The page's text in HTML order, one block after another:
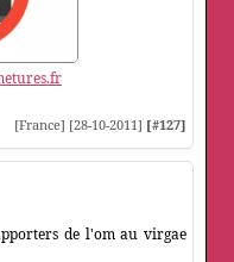
[France] [28-10-2011] [#127]
de l'om au virgae